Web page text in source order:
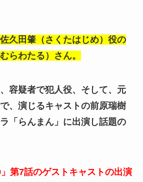
久田肇（さくたはじめ）役の
らわたる）さん。
容疑者で犯人役、そして、元
、演じるキャストの前原瑞樹
「らんまん」に出演し話題の
第7話のゲストキャストの出演